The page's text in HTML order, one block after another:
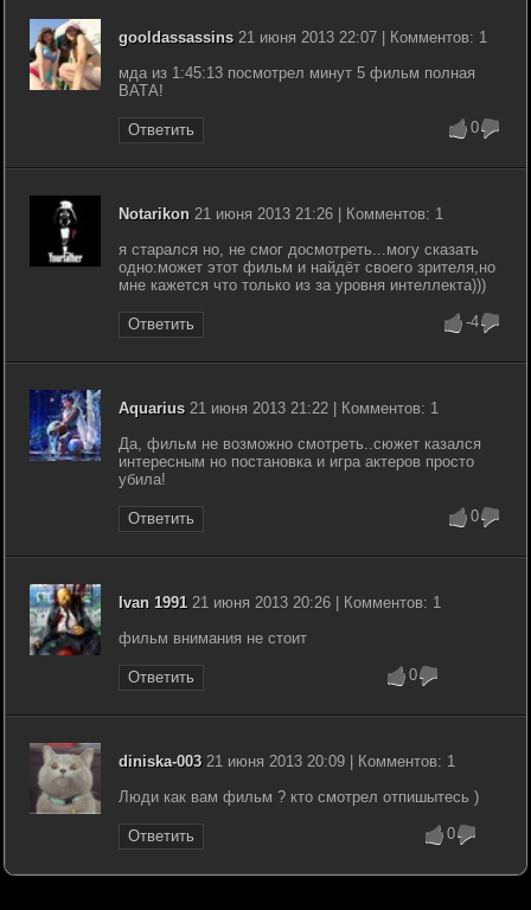
gooldassassins21 июня 2013 22:07 | Комментов: 1
мда из 1:45:13 посмотрел минут 5 фильм полная
ВАТА!
Ответить 0
Notarikon 21 июня 2013 21:26 | Комментов: 1
я старался но, не смог досмотреть...могу сказать
одно:может этот фильм и найдёт своего зрителя,но
мне кажется что только из за уровня интеллекта)))
Ответить -4
Aquarius21 июня 2013 21:22 | Комментов: 1
Да, фильм не возможно смотреть..сюжет казался
интересным но постановка и игра актеров просто
убила!
Ответить 0
Ivan 1991 21 июня 2013 20:26 | Комментов: 1
фильм внимания не стоит
Ответить 0
diniska-00321 июня 2013 20:09 | Комментов: 1
Люди как вам фильм ? кто смотрел отпишытесь )
Ответить 0